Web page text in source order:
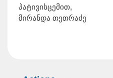
პატივისცემით,
მირანდა თეთრაძე